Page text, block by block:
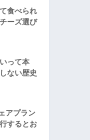
食べられ
ーズ選び
って本
ない歴史
アプラン
するとお